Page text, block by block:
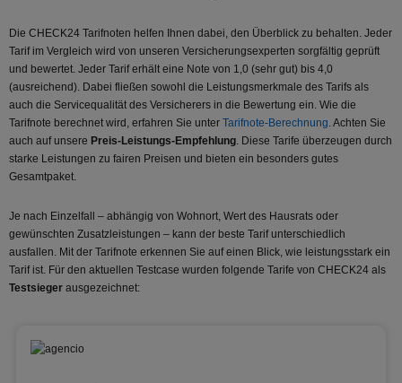
Die CHECK24 Tarifnoten helfen Ihnen dabei, den Überblick zu behalten. Jeder
Tarif im Vergleich wird von unseren Versicherungsexperten sorgfältig geprüft
und bewertet. Jeder Tarif erhält eine Note von 1,0 (sehr gut) bis 4,0
(ausreichend). Dabei fließen sowohl die Leistungsmerkmale des Tarifs als
auch die Servicequalität des Versicherers in die Bewertung ein. Wie die
Tarifnote berechnet wird, erfahren Sie unter Tarifnote-Berechnung. Achten Sie
auch auf unsere Preis-Leistungs-Empfehlung. Diese Tarife überzeugen durch
starke Leistungen zu fairen Preisen und bieten ein besonders gutes
Gesamtpaket.
Je nach Einzelfall – abhängig von Wohnort, Wert des Hausrats oder
gewünschten Zusatzleistungen – kann der beste Tarif unterschiedlich
ausfallen. Mit der Tarifnote erkennen Sie auf einen Blick, wie leistungsstark ein
Tarif ist. Für den aktuellen Testcase wurden folgende Tarife von CHECK24 als
Testsieger ausgezeichnet: